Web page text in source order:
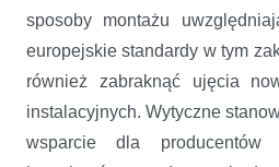
sposoby montażu
europejskie standardy w tym
również zabraknąć ujęcia
instalacyjnych. Wytyczne
wsparcie dla producentów